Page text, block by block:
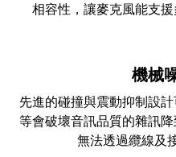
相容性，讓麥克風能支援
機械
先進的碰撞與震動抑制設
等會破壞音訊品質的雜訊
無法透過纜線及